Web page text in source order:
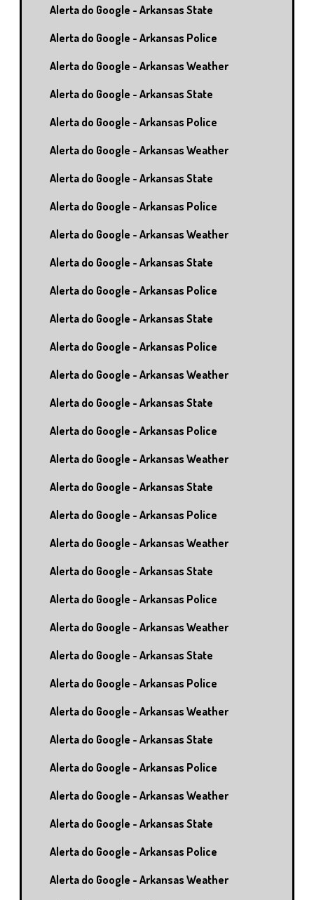
Alerta do Google - Arkansas State
Alerta do Google - Arkansas Police
Alerta do Google - Arkansas Weather
Alerta do Google - Arkansas State
Alerta do Google - Arkansas Police
Alerta do Google - Arkansas Weather
Alerta do Google - Arkansas State
Alerta do Google - Arkansas Police
Alerta do Google - Arkansas Weather
Alerta do Google - Arkansas State
Alerta do Google - Arkansas Police
Alerta do Google - Arkansas State
Alerta do Google - Arkansas Police
Alerta do Google - Arkansas Weather
Alerta do Google - Arkansas State
Alerta do Google - Arkansas Police
Alerta do Google - Arkansas Weather
Alerta do Google - Arkansas State
Alerta do Google - Arkansas Police
Alerta do Google - Arkansas Weather
Alerta do Google - Arkansas State
Alerta do Google - Arkansas Police
Alerta do Google - Arkansas Weather
Alerta do Google - Arkansas State
Alerta do Google - Arkansas Police
Alerta do Google - Arkansas Weather
Alerta do Google - Arkansas State
Alerta do Google - Arkansas Police
Alerta do Google - Arkansas Weather
Alerta do Google - Arkansas State
Alerta do Google - Arkansas Police
Alerta do Google - Arkansas Weather